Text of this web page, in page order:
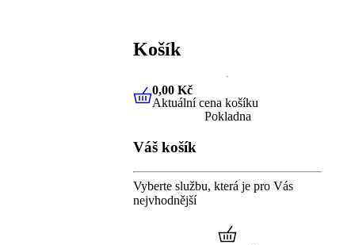
Košík
0,00 KčAktuální cena košíku
0,00 Kč
Aktuální cena košíku
Pokladna
Váš košík
Vyberte službu, která je pro Vás
nejvhodnější